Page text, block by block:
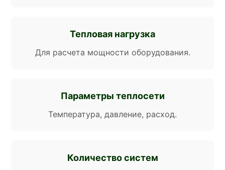
Тепловая нагрузка
Для расчета мощности оборудования.
Параметры теплосети
Температура, давление, расход.
Количество систем